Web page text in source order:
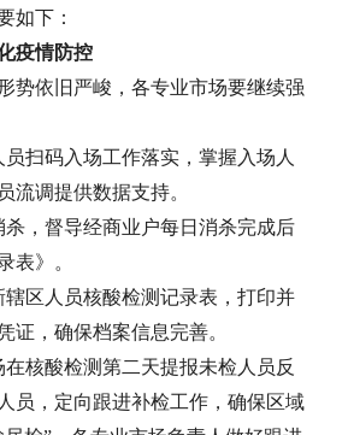
如下：
疫情防控
势依旧严峻，各专业市场要继续强
员扫码入场工作落实，掌握入场人
流调提供数据支持。
杀，督导经商业户每日消杀完成后
表》。
辖区人员核酸检测记录表，打印并
证，确保档案信息完善。
核酸检测第二天提报未检人员反
员，定向跟进补检工作，确保区域